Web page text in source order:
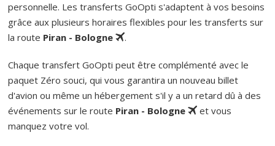
personnelle. Les transferts GoOpti s'adaptent à vos besoins
grâce aux plusieurs horaires flexibles pour les transferts sur
la route Piran - Bologne .
Chaque transfert GoOpti peut être complémenté avec le
paquet Zéro souci, qui vous garantira un nouveau billet
d'avion ou même un hébergement s'il y a un retard dû à des
événements sur le route Piran - Bologne
et vous
manquez votre vol.